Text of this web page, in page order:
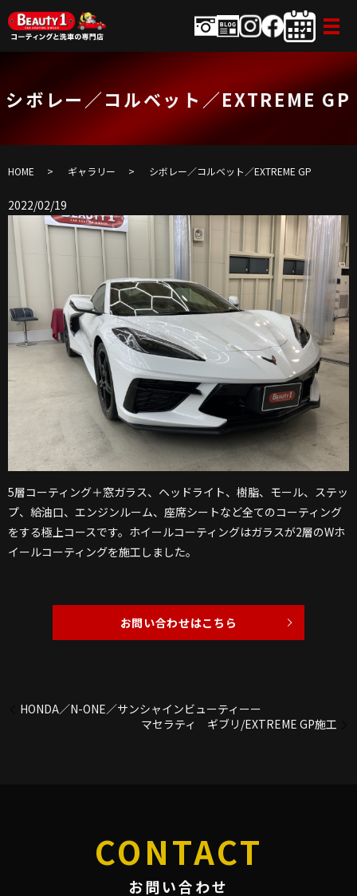
シボレー／コルベット／EXTREME GP
HOME ギャラリー シボレー／コルベット／EXTREME GP
2022/02/19
5層コーティング＋窓ガラス、ヘッドライト、樹脂、モール、ステッ
プ、給油口、エンジンルーム、座席シートなど全てのコーティング
をする極上コースです。ホイールコーティングはガラスが2層のWホ
イールコーティングを施工しました。
お問い合わせはこちら
HONDA／N-ONE／サンシャインビューティーー
マセラティ ギブリ/EXTREME GP施工
CONTACT
お問い合わせ